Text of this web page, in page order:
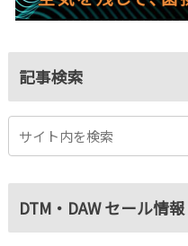
記事検索
DTM・DAW セール情報